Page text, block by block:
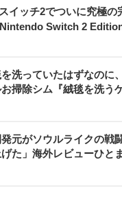
イッチ2でついに究極
Nintendo Switch 2 Edition
を洗っていたはずなのに
掃除シム『絨毯を洗う
発元がソウルライクの
た」海外レビューひと